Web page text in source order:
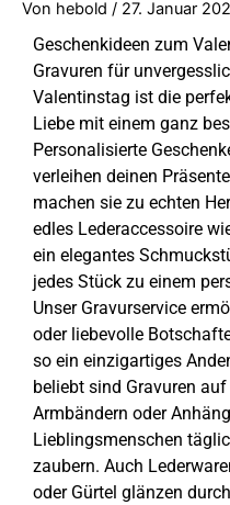
Von hebold / 27. Januar
Geschenkideen zum
Gravuren für
Valentinstag ist die
Liebe mit einem ganz
Personalisierte
verleihen deinen
machen sie zu echten
edles Lederaccessoire
ein elegantes
jedes Stück zu einem
Unser Gravurservice
oder liebevolle
so ein einzigartiges
beliebt sind Gravuren
Armbändern oder
Lieblingsmenschen
zaubern. Auch
oder Gürtel glänzen